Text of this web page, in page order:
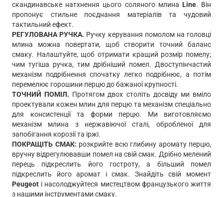
скандинавське натхнення цього соляного млина Line. Він
пропонує стильне поєднання матеріалів та чудовий
тактильний ефект.
РЕГУЛОВАНА РУЧКА. Ручку керування помолом на головці
млина можна повертати, щоб створити точний баланс
смаку. Налаштуйте, щоб отримати кращий розмір помелу;
чим тугіша ручка, тим дрібніший помел. Двоступінчастий
механізм подрібнення спочатку легко подрібнює, а потім
перемелює горошини перцю до бажаної крупності.
ТОЧНИЙ ПОМІЛ. Протягом двох століть досвіду ми вміло
проектували кожен млин для перцю та механізм спеціально
для консистенції та форми перцю. Ми виготовляємо
механізм млина з нержавіючої сталі, обробленої для
запобігання корозії та іржі.
ПОКРАЩІТЬ СМАК: розкрийте всю глибину аромату перцю,
вручну відрегулювавши помел на свій смак. Дрібно мелений
перець підкреслить його гостроту, а більший помел
підкреслить його аромат і смак. Знайдіть свій момент
Peugeot і насолоджуйтеся мистецтвом французького життя
з нашими інструментами смаку.